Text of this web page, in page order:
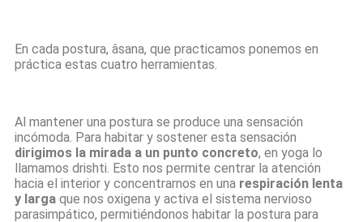
En cada postura, âsana, que practicamos ponemos en
práctica estas cuatro herramientas.
Al mantener una postura se produce una sensación
incómoda. Para habitar y sostener esta sensación
dirigimos la mirada a un punto concreto, en yoga lo
llamamos drishti. Esto nos permite centrar la atención
hacia el interior y concentrarnos en una respiración lenta
y larga que nos oxigena y activa el sistema nervioso
parasimpático, permitiéndonos habitar la postura para